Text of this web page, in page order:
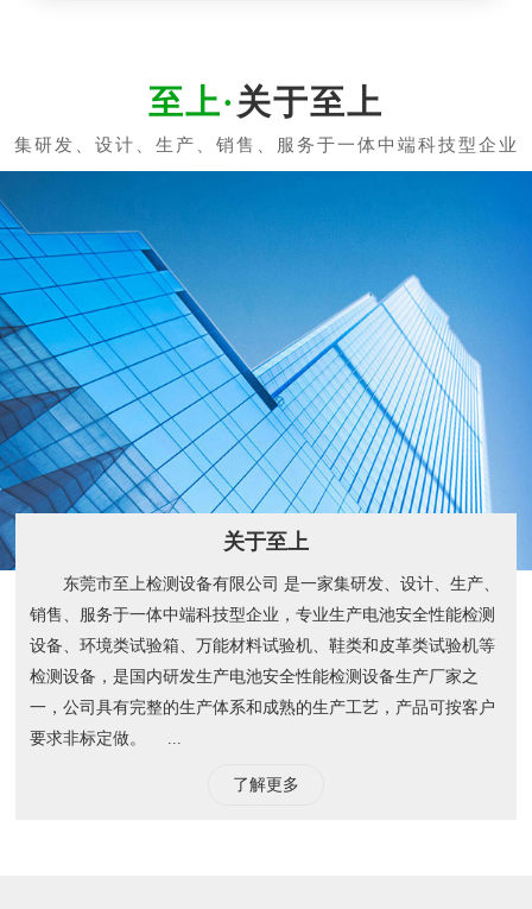
关于至上
关于至上
东莞市至上检测设备有限公司 是一家集研发、设计、生产、
销售、服务于一体中端科技型企业，专业生产电池安全性能检测
设备、环境类试验箱、万能材料试验机、鞋类和皮革类试验机等
检测设备，是国内研发生产电池安全性能检测设备生产厂家之
一，公司具有完整的生产体系和成熟的生产工艺，产品可按客户
要求非标定做。 ...
了解更多